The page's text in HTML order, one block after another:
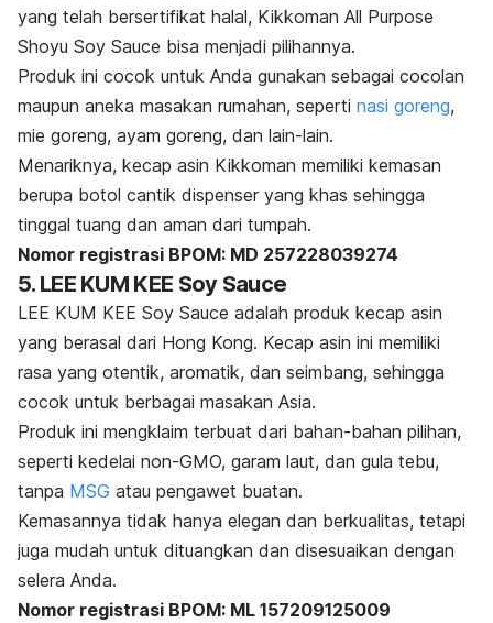
yang telah bersertifikat halal, Kikkoman All Purpose
Shoyu Soy Sauce bisa menjadi pilihannya.
Produk ini cocok untuk Anda gunakan sebagai cocolan
maupun aneka masakan rumahan, seperti nasi goreng,
mie goreng, ayam goreng, dan lain-lain.
Menariknya, kecap asin Kikkoman memiliki kemasan
berupa botol cantik dispenser yang khas sehingga
tinggal tuang dan aman dari tumpah.
Nomor registrasi BPOM: MD 257228039274
5. LEE KUM KEE Soy Sauce
LEE KUM KEE Soy Sauce adalah produk kecap asin
yang berasal dari Hong Kong. Kecap asin ini memiliki
rasa yang otentik, aromatik, dan seimbang, sehingga
cocok untuk berbagai masakan Asia.
Produk ini mengklaim terbuat dari bahan-bahan pilihan,
seperti kedelai non-GMO, garam laut, dan gula tebu,
tanpa MSG atau pengawet buatan.
Kemasannya tidak hanya elegan dan berkualitas, tetapi
juga mudah untuk dituangkan dan disesuaikan dengan
selera Anda.
Nomor registrasi BPOM: ML 157209125009